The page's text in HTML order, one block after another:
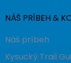
NÁŠ PRÍBEH &
Náš príbeh
Kysucký Trail